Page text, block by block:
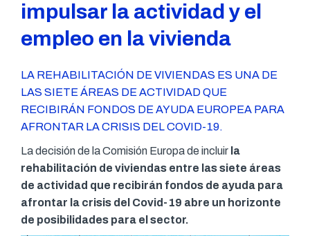
impulsar la actividad y el
empleo en la vivienda
LA REHABILITACIÓN DE VIVIENDAS ES UNA DE
LAS SIETE ÁREAS DE ACTIVIDAD QUE
RECIBIRÁN FONDOS DE AYUDA EUROPEA PARA
AFRONTAR LA CRISIS DEL COVID-19.
La decisión de la Comisión Europa de incluir la
rehabilitación de viviendas entre las siete áreas
de actividad que recibirán fondos de ayuda para
afrontar la crisis del Covid-19 abre un horizonte
de posibilidades para el sector.